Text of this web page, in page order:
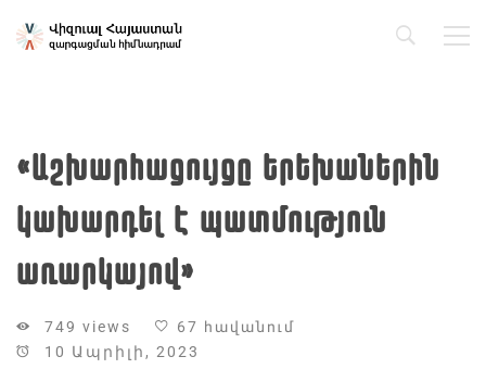
«Աշխարհացույցը երեխաներին
կախարդել է պատմություն
առարկայով»
749 views
67 հավանում
10 Ապրիլի, 2023